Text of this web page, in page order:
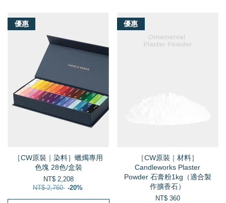
優惠
［CW原裝｜染料］蠟燭專用
色塊 28色/盒裝
NT$ 2,208
NT$ 2,760 -20%
優惠
［CW原裝｜材料］
Candleworks Plaster
Powder 石膏粉1kg（適合製
作擴香石）
NT$ 360